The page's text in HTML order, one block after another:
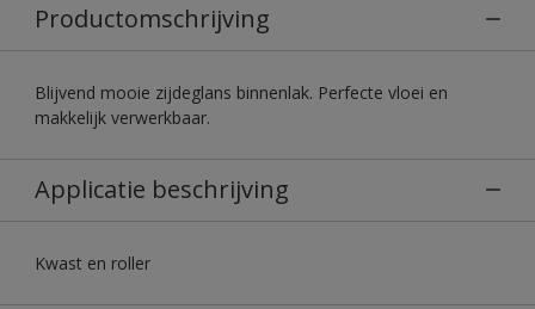
Productomschrijving
Blijvend mooie zijdeglans binnenlak. Perfecte vloei en
makkelijk verwerkbaar.
Applicatie beschrijving
Kwast en roller